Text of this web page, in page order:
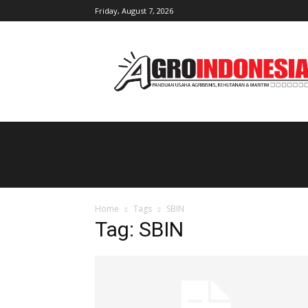
Friday, August 7, 2026
Home Tags SBIN
Tag: SBIN